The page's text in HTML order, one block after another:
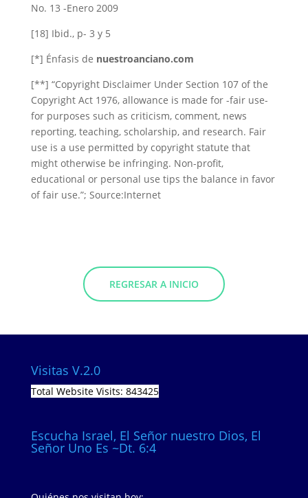
No. 13 -Enero 2009
[18] Ibid., p- 3 y 5
[*] Énfasis de nuestroanciano.com
[**] “Copyright Disclaimer Under Section 107 of the
Copyright Act 1976, allowance is made for -fair use-
for purposes such as criticism, comment, news
reporting, teaching, scholarship, and research. Fair
use is a use permitted by copyright statute that
might otherwise be infringing. Non-profit,
educational or personal use tips the balance in favor
of fair use.”; Source:Internet
REGRESAR A INICIO
Visitas V.2.0
Total Website Visits: 843425
Escucha Israel, El Señor nuestro Dios, El
Señor Uno Es ~Dt. 6:4